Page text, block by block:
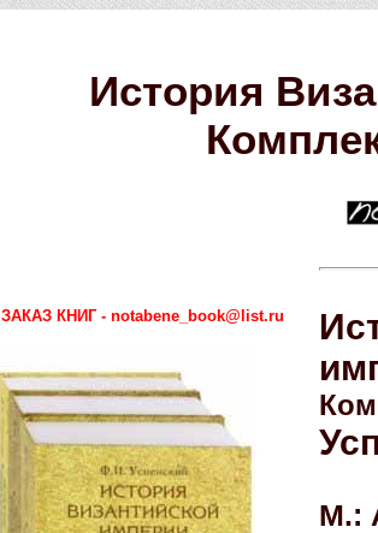
История
ЗАКАЗ КНИГ - notabene_book@list.ru
М.: